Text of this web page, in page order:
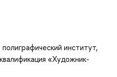
институт,
«Художник-